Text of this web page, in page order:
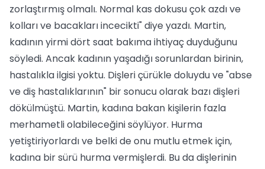
zorlaştırmış olmalı. Normal kas dokusu çok azdı ve
kolları ve bacakları incecikti" diye yazdı. Martin,
kadının yirmi dört saat bakıma ihtiyaç duyduğunu
söyledi. Ancak kadının yaşadığı sorunlardan birinin,
hastalıkla ilgisi yoktu. Dişleri çürükle doluydu ve "abse
ve diş hastalıklarının" bir sonucu olarak bazı dişleri
dökülmüştü. Martin, kadına bakan kişilerin fazla
merhametli olabileceğini söylüyor. Hurma
yetiştiriyorlardı ve belki de onu mutlu etmek için,
kadına bir sürü hurma vermişlerdi. Bu da dişlerinin